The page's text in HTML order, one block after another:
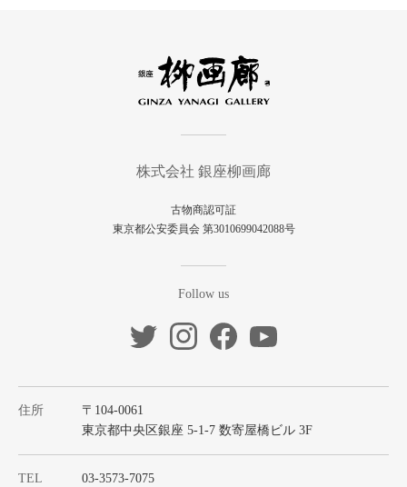
株式会社 銀座柳画廊
古物商認可証
東京都公安委員会 第3010699042088号
Follow us
住所
〒104-0061
東京都中央区銀座 5-1-7 数寄屋橋ビル 3F
TEL 03-3573-7075